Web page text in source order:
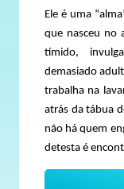
Ele é uma
que nasceu no
tímido,
demasiado
trabalha na
atrás da tábua
não há quem
detesta é